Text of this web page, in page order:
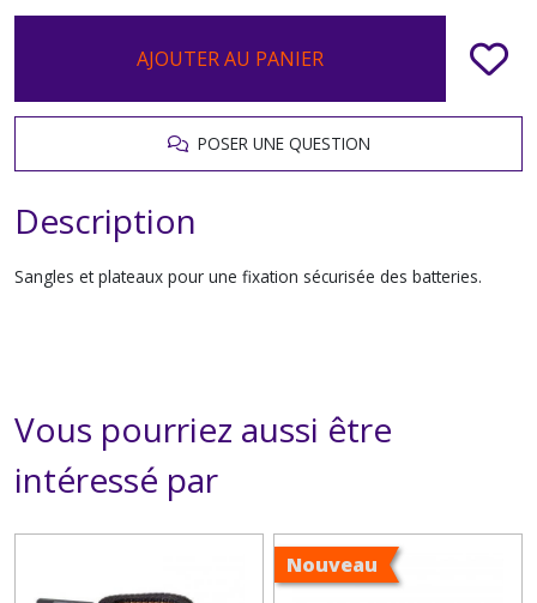
AJOUTER AU PANIER
POSER UNE QUESTION
Description
Sangles et plateaux pour une fixation sécurisée des batteries.
Vous pourriez aussi être
intéressé par
Nouveau